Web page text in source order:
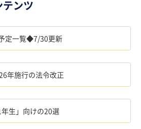
ンツ
定一覧◆7/30更新
年施行の法令改正
生」向けの20選